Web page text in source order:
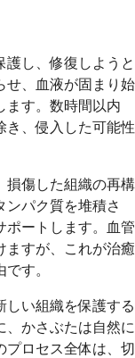
護し、修復しようと
せ、血液が固まり始
ます。数時間以内
き、侵入した可能性
損傷した組織の再構
ンパク質を堆積さ
ポートします。血管
ますが、これが治癒
す。
しい組織を保護する
、かさぶたは自然に
プロセス全体は、切